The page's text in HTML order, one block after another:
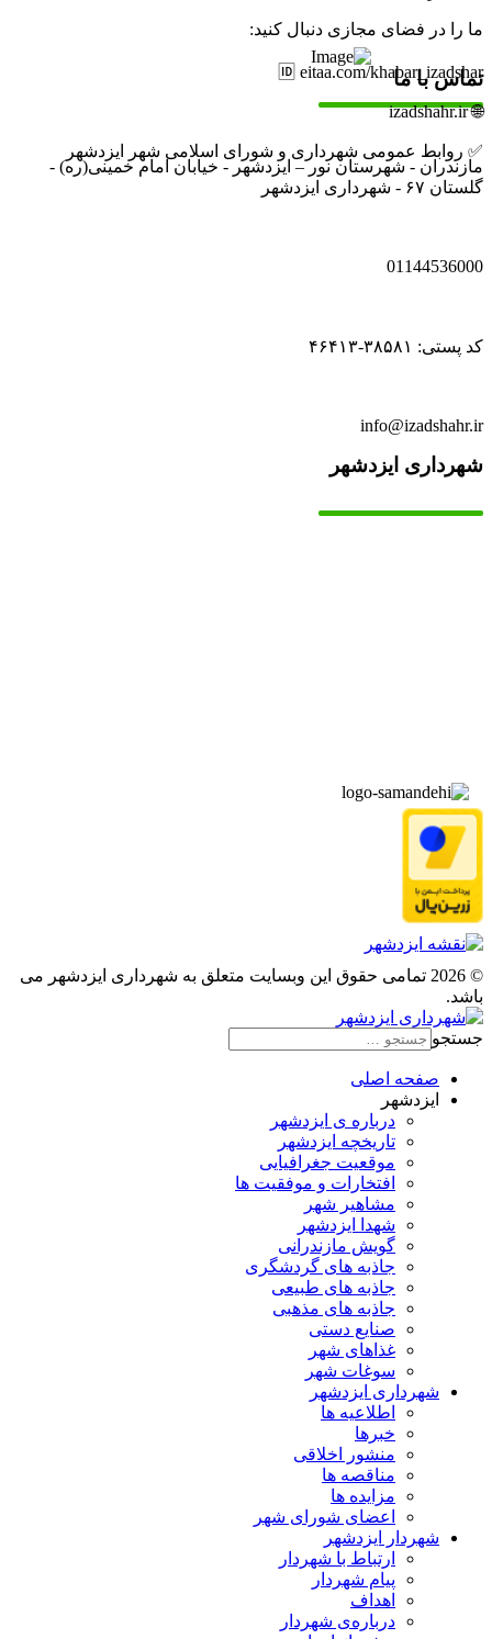
ما را در فضای مجازی دنبال کنید:
🆔 eitaa.com/khabar_izadshar
🌐 izadshahr.ir
✅ روابط عمومی شهرداری و شورای اسلامی شهر ایزدشهر
تماس با ما
مازندران - شهرستان نور – ایزدشهر - خیابان امام خمینی(ره) -
گلستان ۶۷ - شهرداری ایزدشهر
01144536000
کد پستی: ۳۸۵۸۱-۴۶۴۱۳
info@izadshahr.ir
شهرداری ایزدشهر
© 2026 تمامی حقوق این وبسایت متعلق به شهرداری ایزدشهر می
باشد.
جستجو
صفحه اصلی
ایزدشهر
درباره ی ایزدشهر
تاریخچه ایزدشهر
موقعیت جغرافیایی
افتخارات و موفقیت ها
مشاهیر شهر
شهدا ایزدشهر
گویش مازندرانی
جاذبه های گردشگری
جاذبه های طبیعی
جاذبه های مذهبی
صنایع دستی
غذاهای شهر
سوغات شهر
شهرداری ایزدشهر
اطلاعیه ها
خبرها
منشور اخلاقی
مناقصه ها
مزایده ها
اعضای شورای شهر
شهردار ایزدشهر
ارتباط با شهردار
پیام شهردار
اهداف
درباره‌ی شهردار